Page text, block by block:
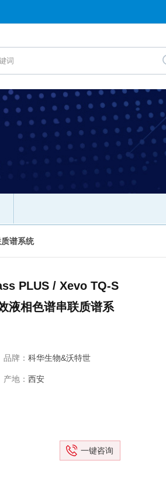
谱系统
PLUS / Xevo TQ-S
液相色谱串联质谱系
品牌： 科华生物&沃特世
产地： 西安
一键咨询